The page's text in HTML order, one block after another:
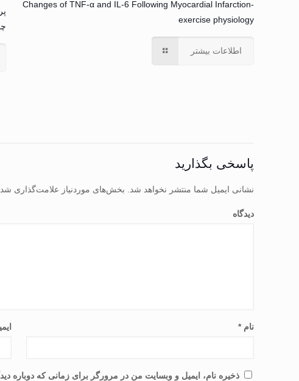
Changes of TNF-α and IL-6 Following Myocardial Infarction-
exercise physiology
اطلاعات بیشتر
پاسخی بگذارید
نشانی ایمیل شما منتشر نخواهد شد. بخش‌های موردنیاز علامت‌گذاری
دیدگاه
نام*
ذخیره نام، ایمیل و وبسایت من در مرورگر برای زمانی که دوباره